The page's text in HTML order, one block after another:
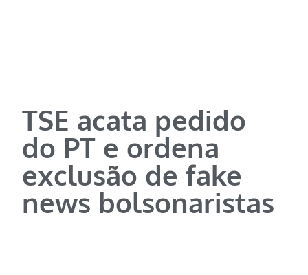
TSE acata pedido
do PT e ordena
exclusão de fake
news bolsonaristas